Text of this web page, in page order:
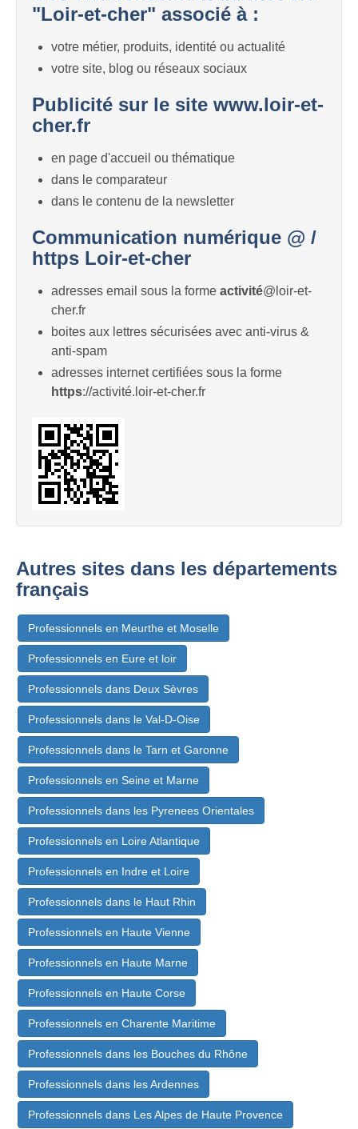
"Loir-et-cher" associé à :
votre métier, produits, identité ou actualité
votre site, blog ou réseaux sociaux
Publicité sur le site www.loir-et-
cher.fr
en page d'accueil ou thématique
dans le comparateur
dans le contenu de la newsletter
Communication numérique @ /
https Loir-et-cher
adresses email sous la forme activité@loir-et-
cher.fr
boites aux lettres sécurisées avec anti-virus &
anti-spam
adresses internet certifiées sous la forme
https://activité.loir-et-cher.fr
Autres sites dans les départements
français
Professionnels en Meurthe et Moselle
Professionnels en Eure et loir
Professionnels dans Deux Sèvres
Professionnels dans le Val-D-Oise
Professionnels dans le Tarn et Garonne
Professionnels en Seine et Marne
Professionnels dans les Pyrenees Orientales
Professionnels en Loire Atlantique
Professionnels en Indre et Loire
Professionnels dans le Haut Rhin
Professionnels en Haute Vienne
Professionnels en Haute Marne
Professionnels en Haute Corse
Professionnels en Charente Maritime
Professionnels dans les Bouches du Rhône
Professionnels dans les Ardennes
Professionnels dans Les Alpes de Haute Provence